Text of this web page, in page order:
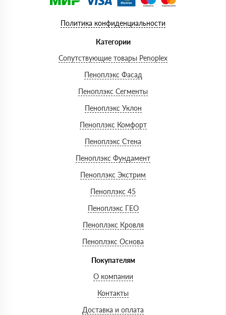
Политика конфиденциальности
Категории
Сопутствующие товары Penoplex
Пеноплэкс Фасад
Пеноплэкс Сегменты
Пеноплэкс Уклон
Пеноплэкс Комфорт
Пеноплэкс Стена
Пеноплэкс Фундамент
Пеноплэкс Экстрим
Пеноплэкс 45
Пеноплэкс ГЕО
Пеноплэкс Кровля
Пеноплэкс Основа
Покупателям
О компании
Контакты
Доставка и оплата